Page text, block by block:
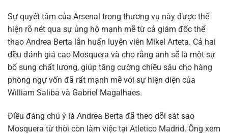
Sự quyết tâm của Arsenal trong thương vụ này được thể
hiện rõ nét qua sự ủng hộ mạnh mẽ từ cả giám đốc thể
thao Andrea Berta lẫn huấn luyện viên Mikel Arteta. Cả hai
đều đánh giá cao Mosquera và cho rằng anh sẽ là một sự
bổ sung chất lượng, giúp tăng cường chiều sâu cho hàng
phòng ngự vốn đã rất mạnh mẽ với sự hiện diện của
William Saliba và Gabriel Magalhaes.
Điều đáng chú ý là Andrea Berta đã theo dõi sát sao
Mosquera từ thời còn làm việc tại Atletico Madrid. Ông xem